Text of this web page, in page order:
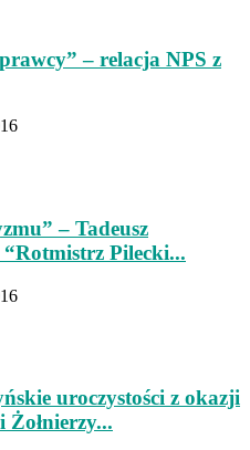
– relacja NPS z
– Tadeusz
“Rotmistrz Pilecki...
uroczystości z okazji
Żołnierzy...